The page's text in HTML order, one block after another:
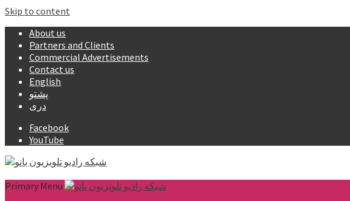
Skip to content
About us
Partners and Clients
Commercial Advertisements
Contact us
English
پشتو
دری
Facebook
YouTube
Primary Menu